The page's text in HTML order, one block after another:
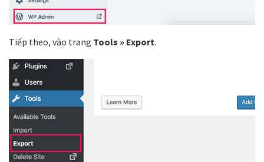
Tiếp theo, vào trang Tools » Export.